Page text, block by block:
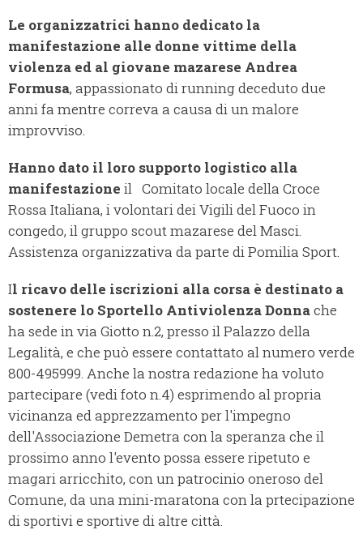
Le organizzatrici hanno dedicato la
manifestazione alle donne vittime della
violenza ed al giovane mazarese Andrea
Formusa, appassionato di running deceduto due
anni fa mentre correva a causa di un malore
improvviso.
Hanno dato il loro supporto logistico alla
manifestazione il Comitato locale della Croce
Rossa Italiana, i volontari dei Vigili del Fuoco in
congedo, il gruppo scout mazarese del Masci.
Assistenza organizzativa da parte di Pomilia Sport.
Il ricavo delle iscrizioni alla corsa è destinato a
sostenere lo Sportello Antiviolenza Donnache
ha sede in via Giotto n.2, presso il Palazzo della
Legalità, e che può essere contattato al numero verde
800-495999. Anche la nostra redazione ha voluto
partecipare (vedi foto n.4) esprimendo al propria
vicinanza ed apprezzamento per l'impegno
dell'Associazione Demetra con la speranza che il
prossimo anno l'evento possa essere ripetuto e
magari arricchito, con un patrocinio oneroso del
Comune, da una mini-maratona con la prtecipazione
di sportivi e sportive di altre città.